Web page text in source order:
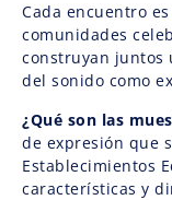
Cada encuentro
comunidades
construyan juntos
del sonido como
¿Qué son las
de expresión que
Establecimientos
características y